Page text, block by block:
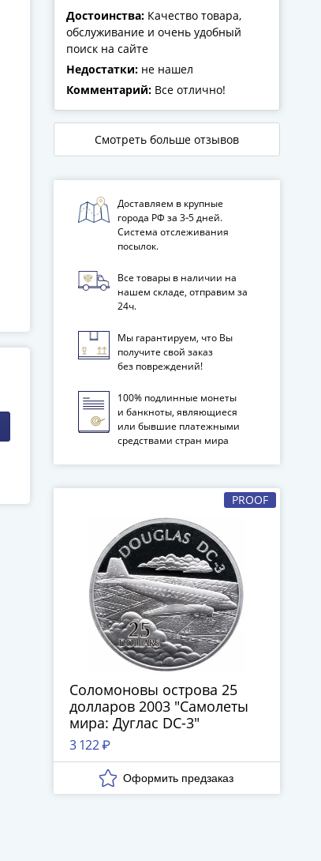
Достоинства: Качество товара,
обслуживание и очень удобный
поиск на сайте
Недостатки: не нашел
Комментарий: Все отлично!
Смотреть больше отзывов
Доставляем в крупные
города РФ за 3‑5 дней.
Система отслеживания
посылок.
Все товары в наличии на
нашем складе, отправим за
24ч.
Мы гарантируем, что Вы
получите свой заказ
без повреждений!
100% подлинные монеты
и банкноты, являющиеся
или бывшие платежными
средствами стран мира
PROOF
Соломоновы острова 25
долларов 2003 "Самолеты
мира: Дуглас DC-3"
3 122 ₽